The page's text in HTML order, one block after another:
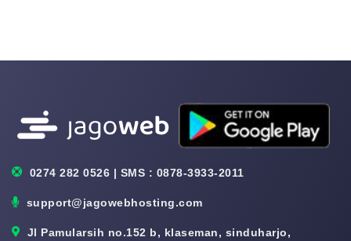
0274 282 0526 | SMS : 0878-3933-2011
support@jagowebhosting.com
Jl Pamularsih no.152 b, klaseman, sinduharjo,